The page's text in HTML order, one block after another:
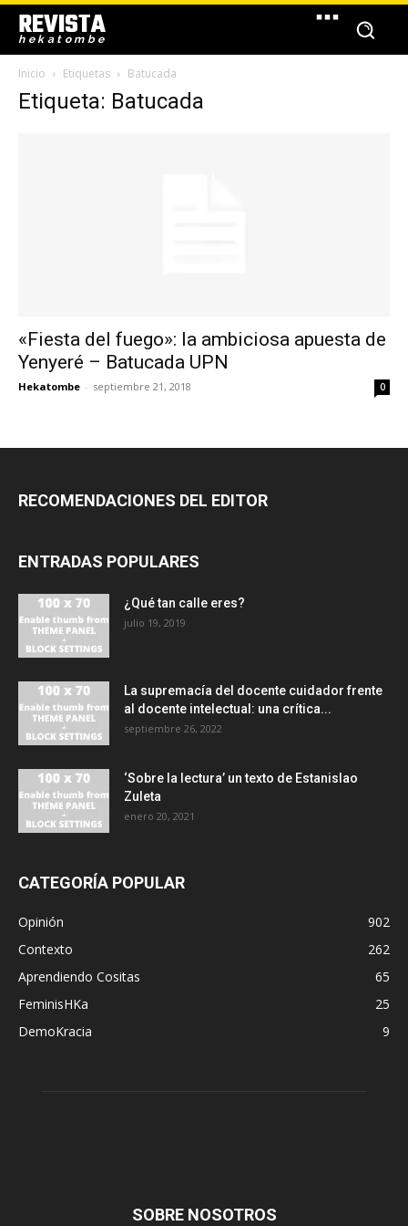
REVISTA
hekatombe
Inicio Etiquetas Batucada
Etiqueta: Batucada
«Fiesta del fuego»: la ambiciosa apuesta de
Yenyeré – Batucada UPN
Hekatombe - septiembre 21, 2018 0
RECOMENDACIONES DEL EDITOR
ENTRADAS POPULARES
¿Qué tan calle eres?
julio 19, 2019
La supremacía del docente cuidador frente
al docente intelectual: una crítica...
septiembre 26, 2022
‘Sobre la lectura’ un texto de Estanislao
Zuleta
enero 20, 2021
CATEGORÍA POPULAR
Opinión
902
Contexto
262
Aprendiendo Cositas
65
FeminisHKa
25
DemoKracia
9
SOBRE NOSOTROS